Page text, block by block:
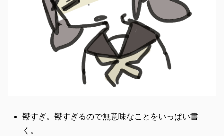
鬱すぎ。鬱すぎるので無意味なことをいっぱい書
く。